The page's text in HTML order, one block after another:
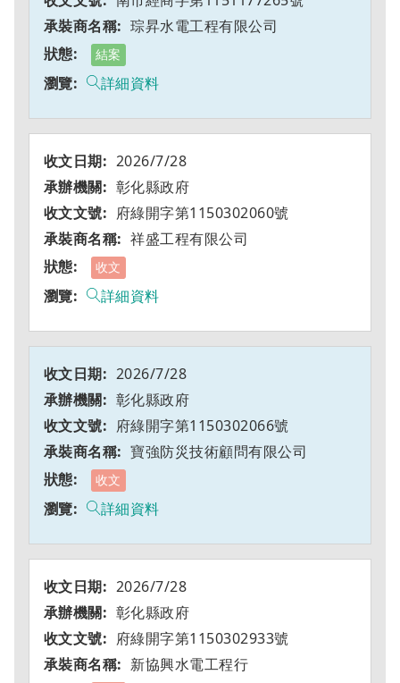
琮昇水電工程有限公司
結案
詳細資料
2026/7/28
彰化縣政府
府綠開字第1150302060號
祥盛工程有限公司
收文
詳細資料
2026/7/28
彰化縣政府
府綠開字第1150302066號
寶強防災技術顧問有限公司
收文
詳細資料
2026/7/28
彰化縣政府
府綠開字第1150302933號
新協興水電工程行